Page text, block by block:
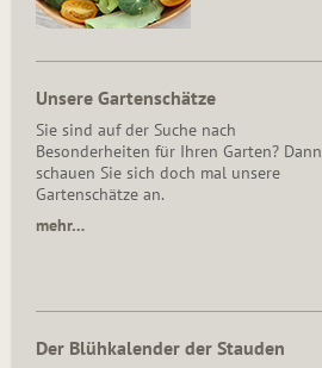
Unsere Gartenschätze
Sie sind auf der Suche nach
Besonderheiten für Ihren Garten? Dann
schauen Sie sich doch mal unsere
Gartenschätze an.
mehr…
Der Blühkalender der Stauden